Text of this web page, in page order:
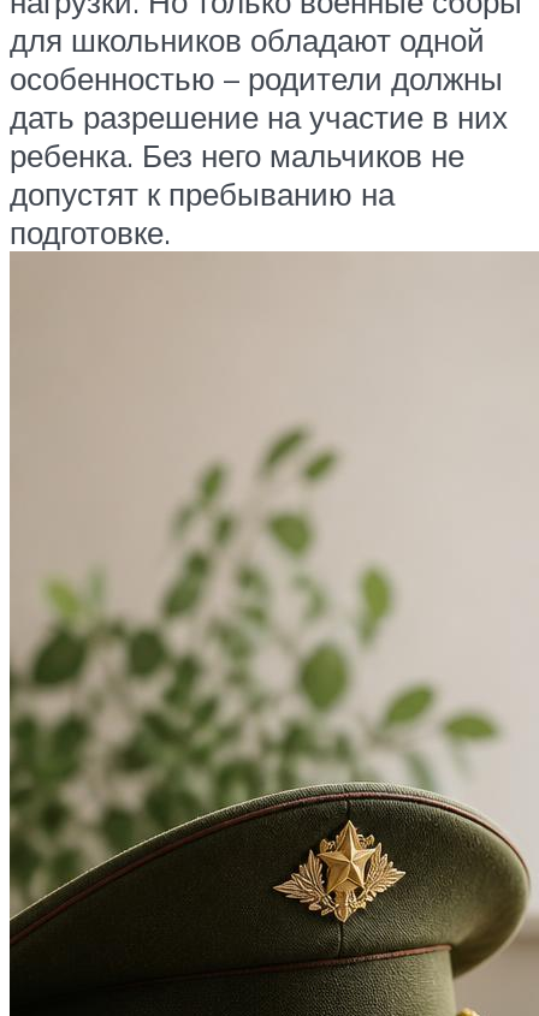
для школьников обладают одной
особенностью – родители должны
дать разрешение на участие в них
ребенка. Без него мальчиков не
допустят к пребыванию на
подготовке.